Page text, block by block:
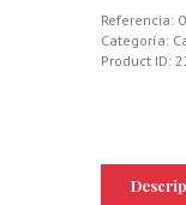
LA
MANCHA,
MONTERIAS
1864
cantidad
Referencia:
Categoría:
Product ID: